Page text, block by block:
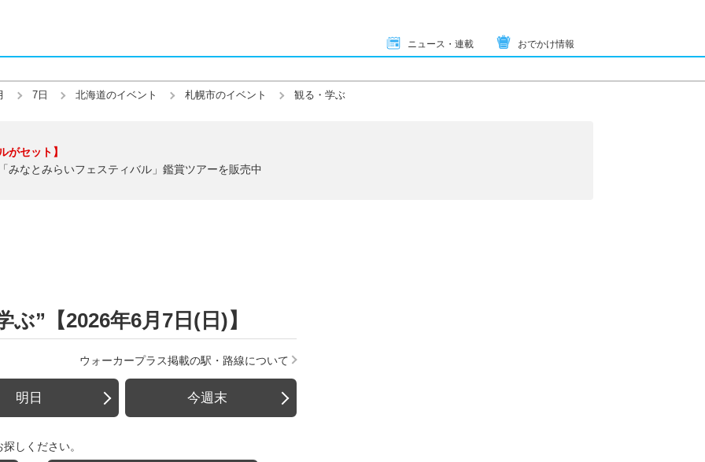
ニュース・連載 おでかけ情報
7日 北海道のイベント 札幌市のイベント 観る・学ぶ
がセット】
みなとみらいフェスティバル」鑑賞ツアーを販売中
”【2026年6月7日(日)】
ウォーカープラス掲載の駅・路線について
明日 今週末
しください。